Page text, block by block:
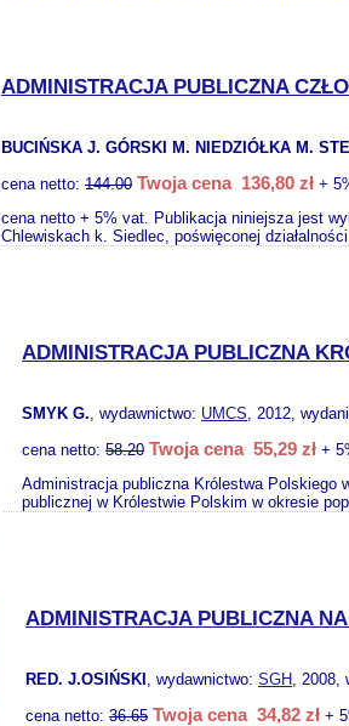
ADMINISTRACJA PUBLICZNA
BUCIŃSKA J. GÓRSKI M. NIEDZIÓŁKA M.
cena netto: 144.00 Twoja cena 136,80 zł +
cena netto + 5% vat. Publikacja niniejsza jest
Chlewiskach k. Siedlec, poświęconej
ADMINISTRACJA PUBLICZNA
SMYK G., wydawnictwo: UMCS, 2012,
cena netto: 58.20 Twoja cena 55,29 zł +
Administracja publiczna Królestwa Polskiego
publicznej w Królestwie Polskim w okresie
ADMINISTRACJA PUBLICZNA
RED. J.OSIŃSKI , wydawnictwo: SGH, 2008,
cena netto: 36.65 Twoja cena 34,82 zł +